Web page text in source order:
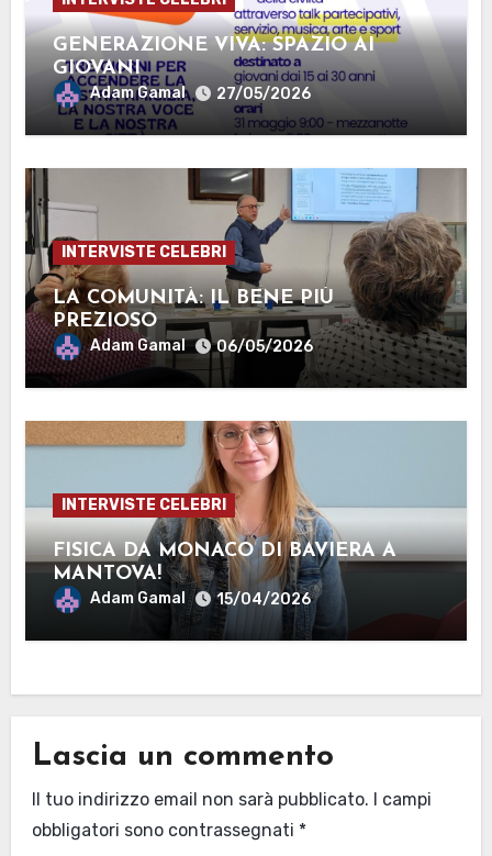
GENERAZIONE VIVA: SPAZIO AI
GIOVANI
Adam Gamal 27/05/2026
INTERVISTE CELEBRI
LA COMUNITÀ: IL BENE PIÙ
PREZIOSO
Adam Gamal 06/05/2026
INTERVISTE CELEBRI
FISICA DA MONACO DI BAVIERA A
MANTOVA!
Adam Gamal 15/04/2026
Lascia un commento
Il tuo indirizzo email non sarà pubblicato. I campi
obbligatori sono contrassegnati *